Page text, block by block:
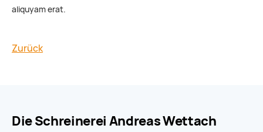
aliquyam erat.
Zurück
Die Schreinerei Andreas Wettach